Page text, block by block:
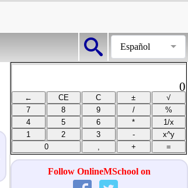
Español
0
Follow OnlineMSchool on